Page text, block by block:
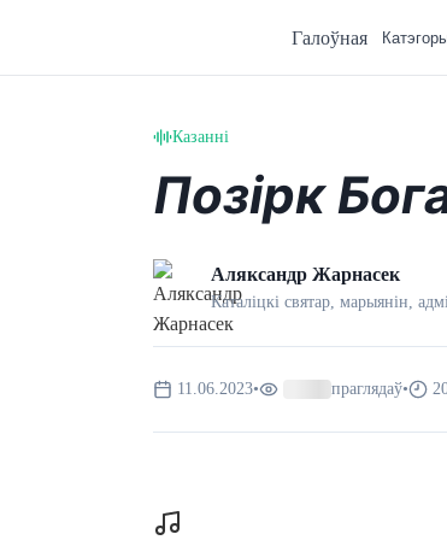
Галоўная
Казанні
Позірк
Аляксандр Жарнасек
Каталіцкі святар, марыянін,
11.06.2023• праглядаў•